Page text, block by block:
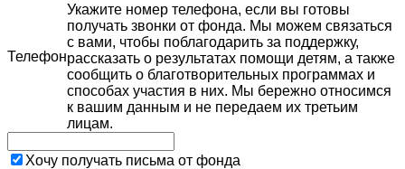
Телефон
Укажите номер телефона, если вы готовы
получать звонки от фонда. Мы можем связаться
с вами, чтобы поблагодарить за поддержку,
рассказать о результатах помощи детям, а также
сообщить о благотворительных программах и
способах участия в них. Мы бережно относимся
к вашим данным и не передаем их третьим
лицам.
Хочу получать письма от фонда